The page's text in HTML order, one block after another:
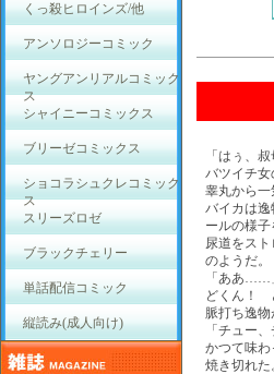
くっ殺ヒロインズ/他
アンソロジーコミック
ヤングアンリアルコミック
ス
シャイニーコミックス
ブリーゼコミックス
ショコラシュクレコミック
ス
スリーズロゼ
ブラックチェリー
単話配信コミック
縦読み(成人向け)
「はぅ、
バツイチ
睾丸から一
バイカは
ールの様
尿道をス
のようだ。
「ああ……
どくん！
脈打ち逸物
「チュー
かつて味
焼き切れた